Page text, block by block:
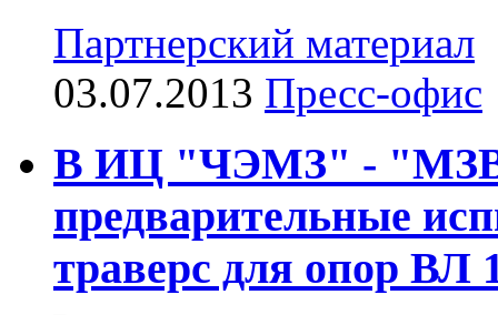
Партнерский материал
03.07.2013 Пресс-офис
В ИЦ "ЧЭМЗ" -
предварительные
траверс для опор ВЛ